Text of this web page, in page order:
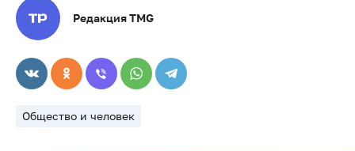
Редакция TMG
Общество и человек